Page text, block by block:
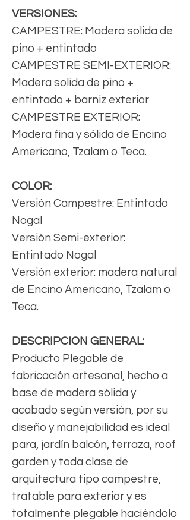
VERSIONES:
CAMPESTRE: Madera solida de
pino + entintado
CAMPESTRE SEMI-EXTERIOR:
Madera solida de pino +
entintado + barniz exterior
CAMPESTRE EXTERIOR:
Madera fina y sólida de Encino
Americano, Tzalam o Teca.
COLOR:
Versión Campestre: Entintado
Nogal
Versión Semi-exterior:
Entintado Nogal
Versión exterior: madera natural
de Encino Americano, Tzalam o
Teca.
DESCRIPCION GENERAL:
Producto Plegable de
fabricación artesanal, hecho a
base de madera sólida y
acabado según versión, por su
diseño y manejabilidad es ideal
para, jardín balcón, terraza, roof
garden y toda clase de
arquitectura tipo campestre,
tratable para exterior y es
totalmente plegable haciéndolo